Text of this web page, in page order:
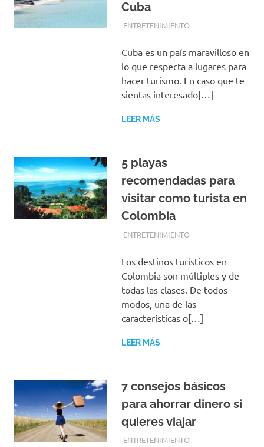
Cuba
FEBRERO 13, 2017
EQUIPO DE REDACCIÓN
ENTRETENIMIENTO
Cuba es un país maravilloso en
lo que respecta a lugares para
hacer turismo. En caso que te
sientas interesado[…]
LEER MÁS
5 playas
recomendadas para
visitar como turista en
Colombia
FEBRERO 13, 2017
EQUIPO DE REDACCIÓN
ENTRETENIMIENTO
Los destinos turísticos en
Colombia son múltiples y de
todas las clases. De todos
modos, una de las
características o[…]
LEER MÁS
7 consejos básicos
para ahorrar dinero si
quieres viajar
FEBRERO 13, 2017
EQUIPO DE REDACCIÓN
ENTRETENIMIENTO